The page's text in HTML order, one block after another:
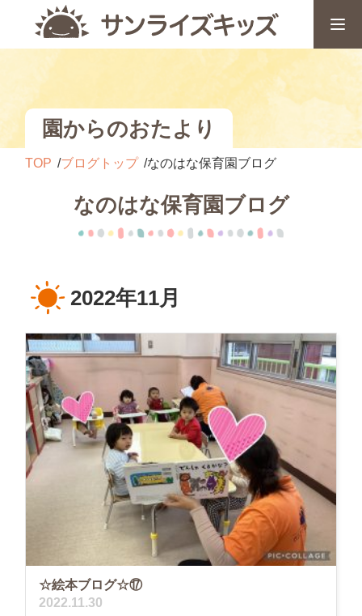
園からのおたより
TOP ブログトップ なのはな保育園ブログ
なのはな保育園ブログ
2022年11月
☆絵本ブログ☆⑰
2022.11.30